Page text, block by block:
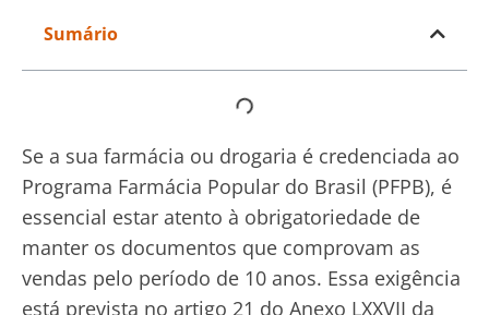
Sumário
Se a sua farmácia ou drogaria é credenciada ao
Programa Farmácia Popular do Brasil (PFPB), é
essencial estar atento à obrigatoriedade de
manter os documentos que comprovam as
vendas pelo período de 10 anos. Essa exigência
está prevista no artigo 21 do Anexo LXXVII da